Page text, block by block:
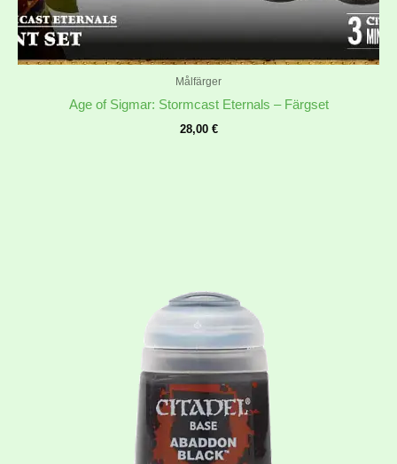
Målfärger
Age of Sigmar: Stormcast Eternals – Färgset
28,00 €